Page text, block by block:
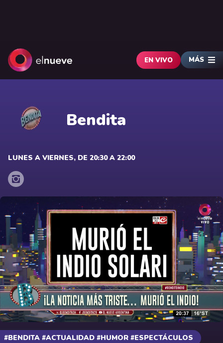
EN VIVO MÁS
Bendita
LUNES A VIERNES, DE 20:30 A 22:00
#BENDITA #ACTUALIDAD #HUMOR #ESPECTÁCULOS